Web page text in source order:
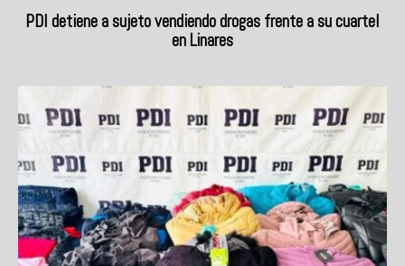
PDI detiene a sujeto vendiendo drogas frente a su cuartel
en Linares